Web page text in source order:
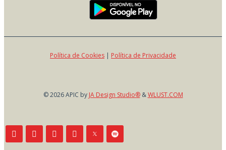
Política de Cookies Política de Privacidade
© 2026 APIC by JA Design Studio®&WLUST.COM